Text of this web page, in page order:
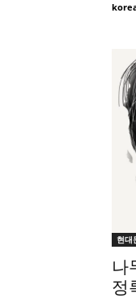
현대
나
정